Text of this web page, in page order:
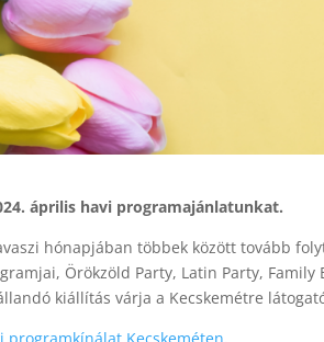
április havi programajánlatunkat.
hónapjában többek között tovább
Örökzöld Party, Latin Party,
kiállítás várja a Kecskemétre